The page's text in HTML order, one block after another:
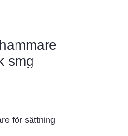
smg
för sättning